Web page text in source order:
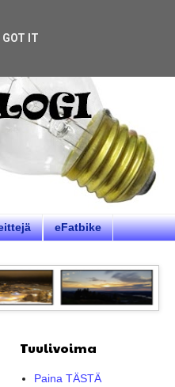
eFatbike
Tuulivoima
Paina TÄSTÄ
GOT IT